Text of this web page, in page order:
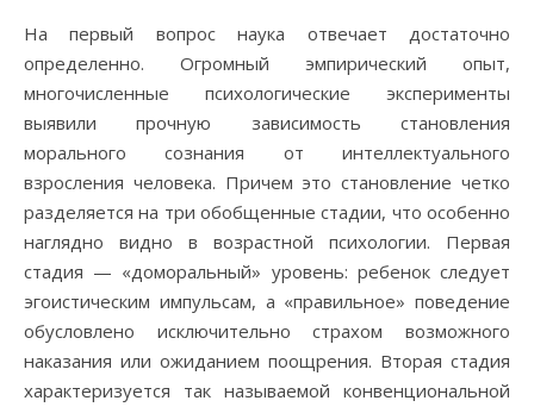
На первый вопрос наука отвечает достаточно
определенно. Огромный эмпирический опыт,
многочисленные психологические эксперименты
выявили прочную зависимость становления
морального сознания от интеллектуального
взросления человека. Причем это становление четко
разделяется на три обобщенные стадии, что особенно
наглядно видно в возрастной психологии. Первая
стадия — «доморальный» уровень: ребенок следует
эгоистическим импульсам, а «правильное» поведение
обусловлено исключительно страхом возможного
наказания или ожиданием поощрения. Вторая стадия
характеризуется так называемой конвенциональной